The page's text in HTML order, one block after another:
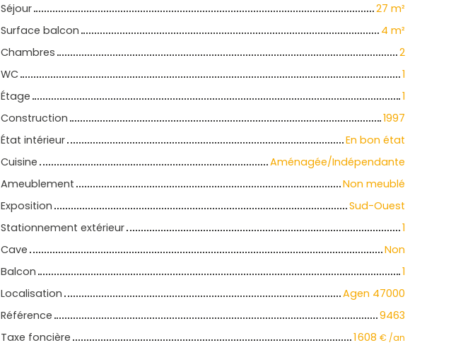
Séjour
27 m²
Surface balcon
4 m²
Chambres
2
WC
1
Étage
1
Construction
1997
État intérieur
En bon état
Cuisine
Aménagée/Indépendante
Ameublement
Non meublé
Exposition
Sud-Ouest
Stationnement extérieur
1
Cave
Non
Balcon
1
Localisation
Agen 47000
Référence
9463
Taxe foncière
1 608 € /an